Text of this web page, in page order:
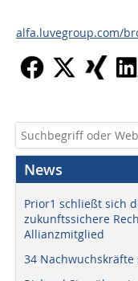
alfa.luvegroup.com/
News
Prior1 schließt sich
zukunftssichere
Allianzmitglied
34